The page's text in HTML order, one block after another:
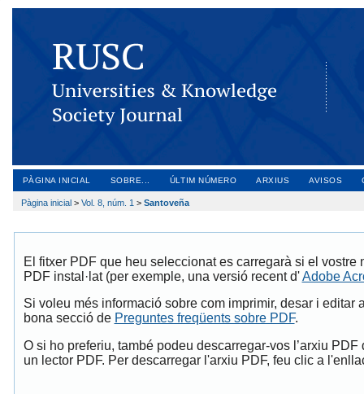
PÀGINA INICIAL SOBRE... ÚLTIM NÚMERO ARXIUS AVISOS
Pàgina inicial> Vol. 8, núm. 1 > Santoveña
El fitxer PDF que heu seleccionat es carregarà si el
PDF instal·lat (per exemple, una versió recent d'Adobe
Si voleu més informació sobre com imprimir, desar i editar
bona secció de Preguntes freqüents sobre PDF.
O si ho preferiu, també podeu descarregar-vos l’arxiu
un lector PDF. Per descarregar l'arxiu PDF, feu clic a